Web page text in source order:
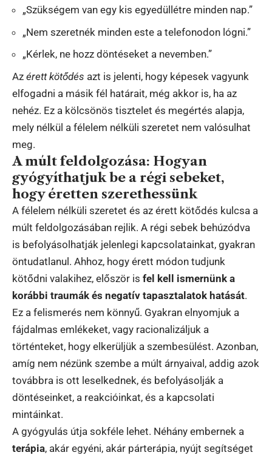
„Szükségem van egy kis egyedüllétre minden nap.”
„Nem szeretnék minden este a telefonodon lógni.”
„Kérlek, ne hozz döntéseket a nevemben.”
Az érett kötődés azt is jelenti, hogy képesek vagyunk
elfogadni a másik fél határait, még akkor is, ha az
nehéz. Ez a kölcsönös tisztelet és megértés alapja,
mely nélkül a félelem nélküli szeretet nem valósulhat
meg.
A múlt feldolgozása: Hogyan
gyógyíthatjuk be a régi sebeket,
hogy éretten szerethessünk
A félelem nélküli szeretet és az érett kötődés kulcsa a
múlt feldolgozásában rejlik. A régi sebek behúzódva
is befolyásolhatják jelenlegi kapcsolatainkat, gyakran
öntudatlanul. Ahhoz, hogy érett módon tudjunk
kötődni valakihez, először is fel kell ismernünk a
korábbi traumák és negatív tapasztalatok hatását.
Ez a felismerés nem könnyű. Gyakran elnyomjuk a
fájdalmas emlékeket, vagy racionalizáljuk a
történteket, hogy elkerüljük a szembesülést. Azonban,
amíg nem nézünk szembe a múlt árnyaival, addig azok
továbbra is ott leselkednek, és befolyásolják a
döntéseinket, a reakcióinkat, és a kapcsolati
mintáinkat.
A gyógyulás útja sokféle lehet. Néhány embernek a
terápia, akár egyéni, akár párterápia, nyújt segítséget